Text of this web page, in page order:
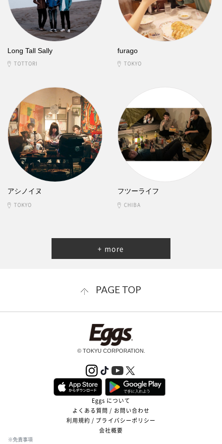
Long Tall Sally
TOTTORI
furago
TOKYO
アシノイヌ
TOKYO
フツーライフ
CHIBA
+ more
PAGE TOP
© TOKYU CORPORATION.
Eggs について
よくある質問 / お問い合わせ
利用規約 / プライバシーポリシー
会社概要
※免責事項